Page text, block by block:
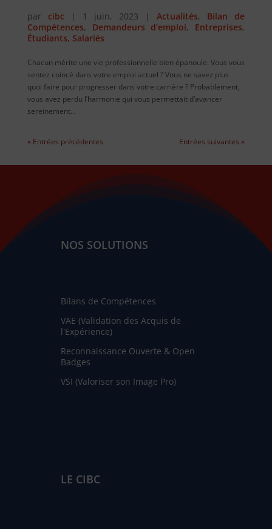
par cibc | 1 juin, 2023 |Actualités, Bilan de
Compétences, Demandeurs d’emploi, Entreprises,
Étudiants, Salariés
Chacun mérite une vie professionnelle bien épanouie. Vous vous
sentez coincé dans votre emploi actuel ? Vous ne savez plus
quoi faire pour progresser dans votre carrière ? Probablement,
vous avez perdu l’harmonie qui vous permettait d’avancer
sereinement...
« Entrées précédentes Entrées suivantes »
NOS SOLUTIONS
Bilans de Compétences
VAE (Validation des Acquis de
l'Expérience)
Reconnaissance Ouverte & Open
Badges
VSI (Valoriser son Image Pro)
LE CIBC